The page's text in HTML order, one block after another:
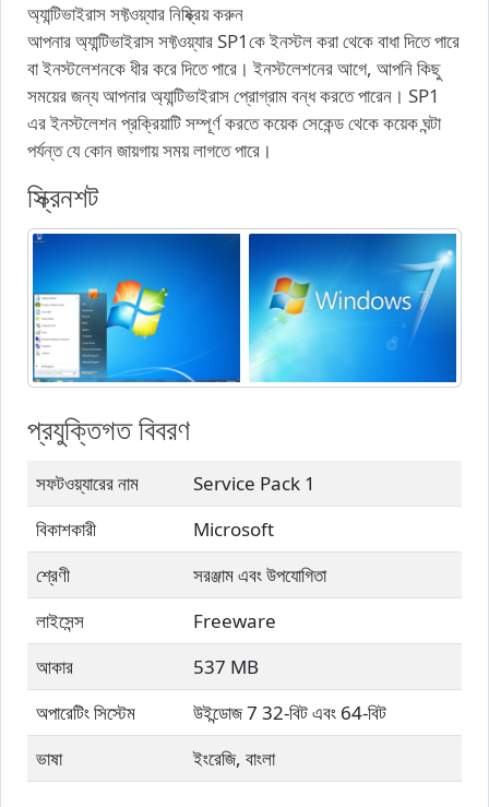
অ্যান্টিভাইরাস সফ্টওয়্যার নিষ্ক্রিয় করুন
আপনার অ্যান্টিভাইরাস সফ্টওয়্যার SP1কে ইনস্টল করা থেকে বাধা দিতে পারে
বা ইনস্টলেশনকে ধীর করে দিতে পারে। ইনস্টলেশনের আগে, আপনি কিছু
সময়ের জন্য আপনার অ্যান্টিভাইরাস প্রোগ্রাম বন্ধ করতে পারেন। SP1
এর ইনস্টলেশন প্রক্রিয়াটি সম্পূর্ণ করতে কয়েক সেকেন্ড থেকে কয়েক ঘন্টা
পর্যন্ত যে কোন জায়গায় সময় লাগতে পারে।
স্ক্রিনশট
প্রযুক্তিগত বিবরণ
সফটওয়্যারের নাম
Service Pack 1
বিকাশকারী
Microsoft
শ্রেণী
সরঞ্জাম এবং উপযোগিতা
লাইসেন্স
Freeware
আকার
537 MB
অপারেটিং সিস্টেম
উইন্ডোজ 7 32-বিট এবং 64-বিট
ভাষা
ইংরেজি, বাংলা